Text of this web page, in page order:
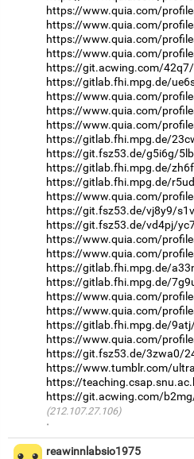
https://www.quia.com/
https://www.quia.com/
https://www.quia.com/
https://www.quia.com/
https://git.acwing.com/
https://gitlab.fhi.mpg.de/
https://www.quia.com/
https://www.quia.com/
https://www.quia.com/
https://gitlab.fhi.mpg.de/
https://git.fsz53.de/g5i6g/
https://gitlab.fhi.mpg.de/
https://gitlab.fhi.mpg.de/
https://www.quia.com/
https://git.fsz53.de/vj8y9/
https://git.fsz53.de/vd4pj/
https://www.quia.com/
https://www.quia.com/
https://gitlab.fhi.mpg.de/
https://gitlab.fhi.mpg.de/
https://www.quia.com/
https://www.quia.com/
https://gitlab.fhi.mpg.de/
https://www.quia.com/
https://git.fsz53.de/3zwa0/
https://www.tumblr.com/
https://
https://git.acwing.com/
(212.107.27.106)
·
reawinnlabsio1975